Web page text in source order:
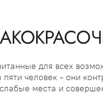
для всех
пяти человек - они
места и